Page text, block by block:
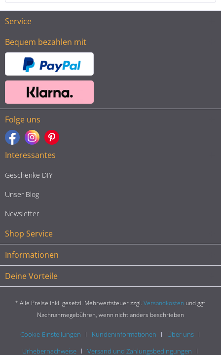
Service
Bequem bezahlen mit
Folge uns
Interessantes
Geschenke DIY
Unser Blog
Newsletter
Shop Service
Informationen
Deine Vorteile
* Alle Preise inkl. gesetzl. Mehrwertsteuer zzgl. Versandkosten und ggf.
Nachnahmegebühren, wenn nicht anders beschrieben
Cookie-Einstellungen Kundeninformationen
Über uns
Urhebernachweise
Versand und Zahlungsbedingungen